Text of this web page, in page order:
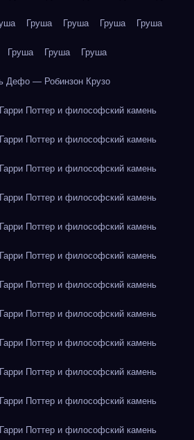
Груша Груша Груша Груша
Груша Груша Груша
Дефо — Робинзон Крузо
Поттер и философский камень
Поттер и философский камень
Поттер и философский камень
Поттер и философский камень
Поттер и философский камень
Поттер и философский камень
Поттер и философский камень
Поттер и философский камень
Поттер и философский камень
Поттер и философский камень
Поттер и философский камень
Поттер и философский камень